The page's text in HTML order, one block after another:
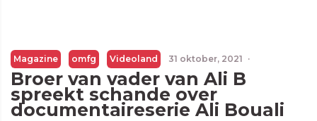
Magazine omfg Videoland 31 oktober, 2021 ·
Broer van vader van Ali B
spreekt schande over
documentaireserie Ali Bouali